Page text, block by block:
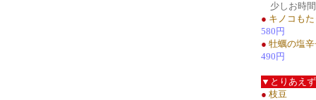
少しお時
● キノコも
580円
● 牡蠣の塩
490円
▼とりあえ
● 枝豆